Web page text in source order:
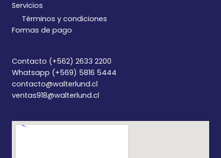
Servicios
Términos y condiciones
Formas de pago
Contacto (+562) 2633 2200
Whatsapp (+569) 5816 5444
contacto@walterlund.cl
ventas918@walterlund.cl